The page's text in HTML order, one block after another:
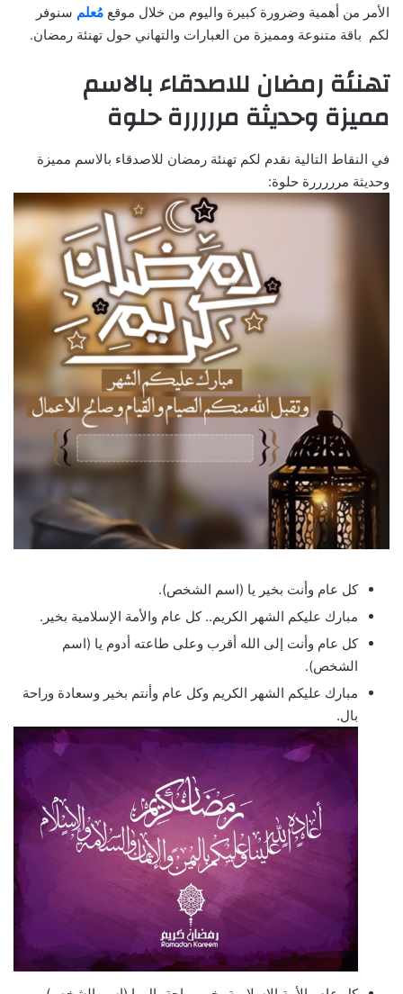
الأمر من أهمية وضرورة كبيرة واليوم من خلال موقع مُعلم سنوفر
لكم باقة متنوعة ومميزة من العبارات والتهاني حول تهنئة رمضان.
تهنئة رمضان للاصدقاء بالاسم
مميزة وحديثة مرررررة حلوة
في النقاط التالية نقدم لكم تهنئة رمضان للاصدقاء بالاسم مميزة
وحديثة مرررررة حلوة:
كل عام وأنت بخير يا (اسم الشخص).
مبارك عليكم الشهر الكريم.. كل عام والأمة الإسلامية بخير.
كل عام وأنت إلى الله أقرب وعلى طاعته أدوم يا (اسم
الشخص).
مبارك عليكم الشهر الكريم وكل عام وأنتم بخير وسعادة وراحة
بال.